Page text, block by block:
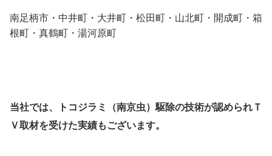
南足柄市・中井町・大井町・松田町・山北町・開成町・箱
根町・真鶴町・湯河原町
当社では、トコジラミ（南京虫）駆除の技術が認められＴ
Ｖ取材を受けた実績もございます。